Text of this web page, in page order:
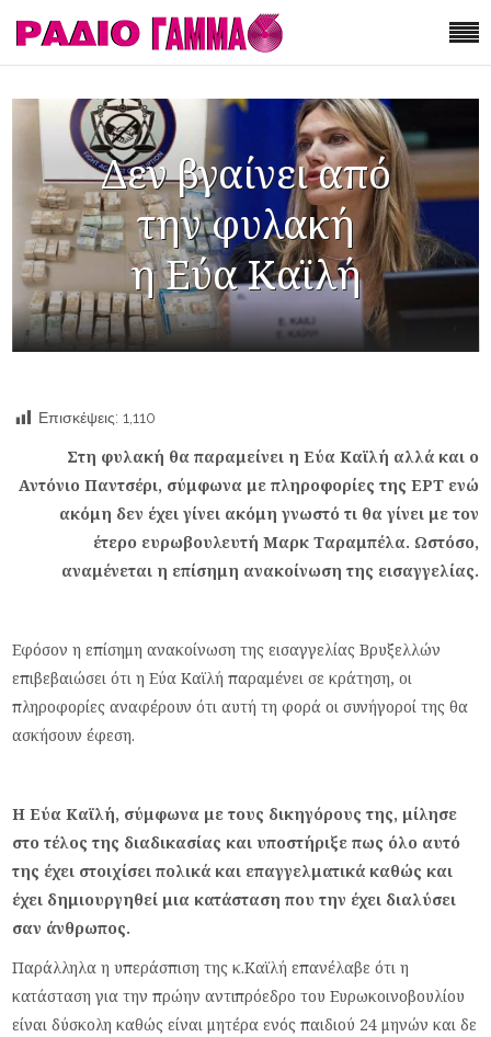
Δεν βγαίνει από
την φυλακή
η Εύα Καϊλή
Επισκέψεις: 1,110
Στη φυλακή θα παραμείνει η Εύα Καϊλή αλλά και ο
Αντόνιο Παντσέρι, σύμφωνα με πληροφορίες της ΕΡΤ ενώ
ακόμη δεν έχει γίνει ακόμη γνωστό τι θα γίνει με τον
έτερο ευρωβουλευτή Μαρκ Ταραμπέλα. Ωστόσο,
αναμένεται η επίσημη ανακοίνωση της εισαγγελίας.
Εφόσον η επίσημη ανακοίνωση της εισαγγελίας Βρυξελλών
επιβεβαιώσει ότι η Εύα Καϊλή παραμένει σε κράτηση, οι
πληροφορίες αναφέρουν ότι αυτή τη φορά οι συνήγοροί της θα
ασκήσουν έφεση.
Η Εύα Καϊλή, σύμφωνα με τους δικηγόρους της, μίλησε
στο τέλος της διαδικασίας και υποστήριξε πως όλο αυτό
της έχει στοιχίσει πολικά και επαγγελματικά καθώς και
έχει δημιουργηθεί μια κατάσταση που την έχει διαλύσει
σαν άνθρωπος.
Παράλληλα η υπεράσπιση της κ.Καϊλή επανέλαβε ότι η
κατάσταση για την πρώην αντιπρόεδρο του Ευρωκοινοβουλίου
είναι δύσκολη καθώς είναι μητέρα ενός παιδιού 24 μηνών και δε